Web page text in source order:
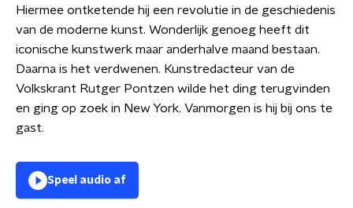
Hiermee ontketende hij een revolutie in de geschiedenis
van de moderne kunst. Wonderlijk genoeg heeft dit
iconische kunstwerk maar anderhalve maand bestaan.
Daarna is het verdwenen. Kunstredacteur van de
Volkskrant Rutger Pontzen wilde het ding terugvinden
en ging op zoek in New York. Vanmorgen is hij bij ons te
gast.
Speel audio af